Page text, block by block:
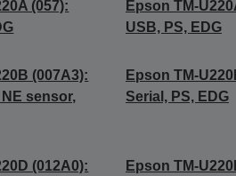
(057):
Epson TM-
USB, PS, EDG
(007A3):
sensor,
Epson TM-
Serial, PS, EDG
(012A0):
Epson TM-